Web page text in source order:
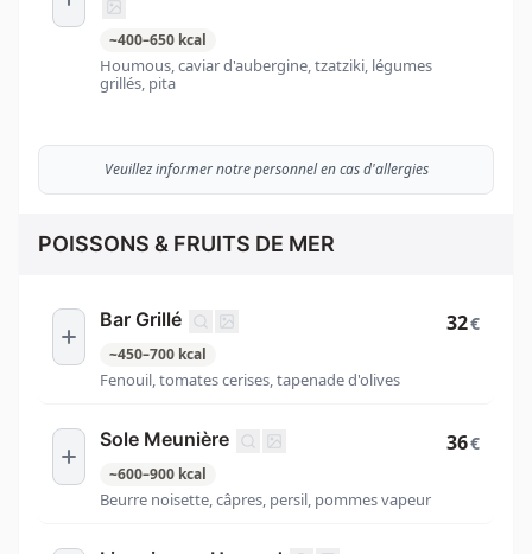
~400–650 kcal
Houmous, caviar d'aubergine, tzatziki, légumes
grillés, pita
Veuillez informer notre personnel en cas d'allergies
POISSONS & FRUITS DE MER
Bar Grillé
~450–700 kcal
Fenouil, tomates cerises, tapenade d'olives
32€
Sole Meunière
~600–900 kcal
Beurre noisette, câpres, persil, pommes vapeur
36€